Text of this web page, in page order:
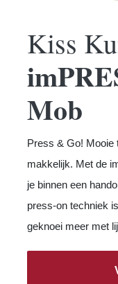
Kiss
Mob
Press & Go! Mooie
makkelijk. Met de
je binnen een
press-on techniek
geknoei meer met